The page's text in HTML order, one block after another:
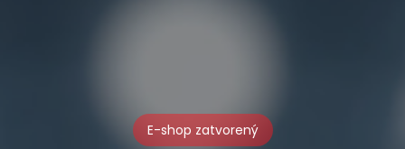
E-shop zatvorený